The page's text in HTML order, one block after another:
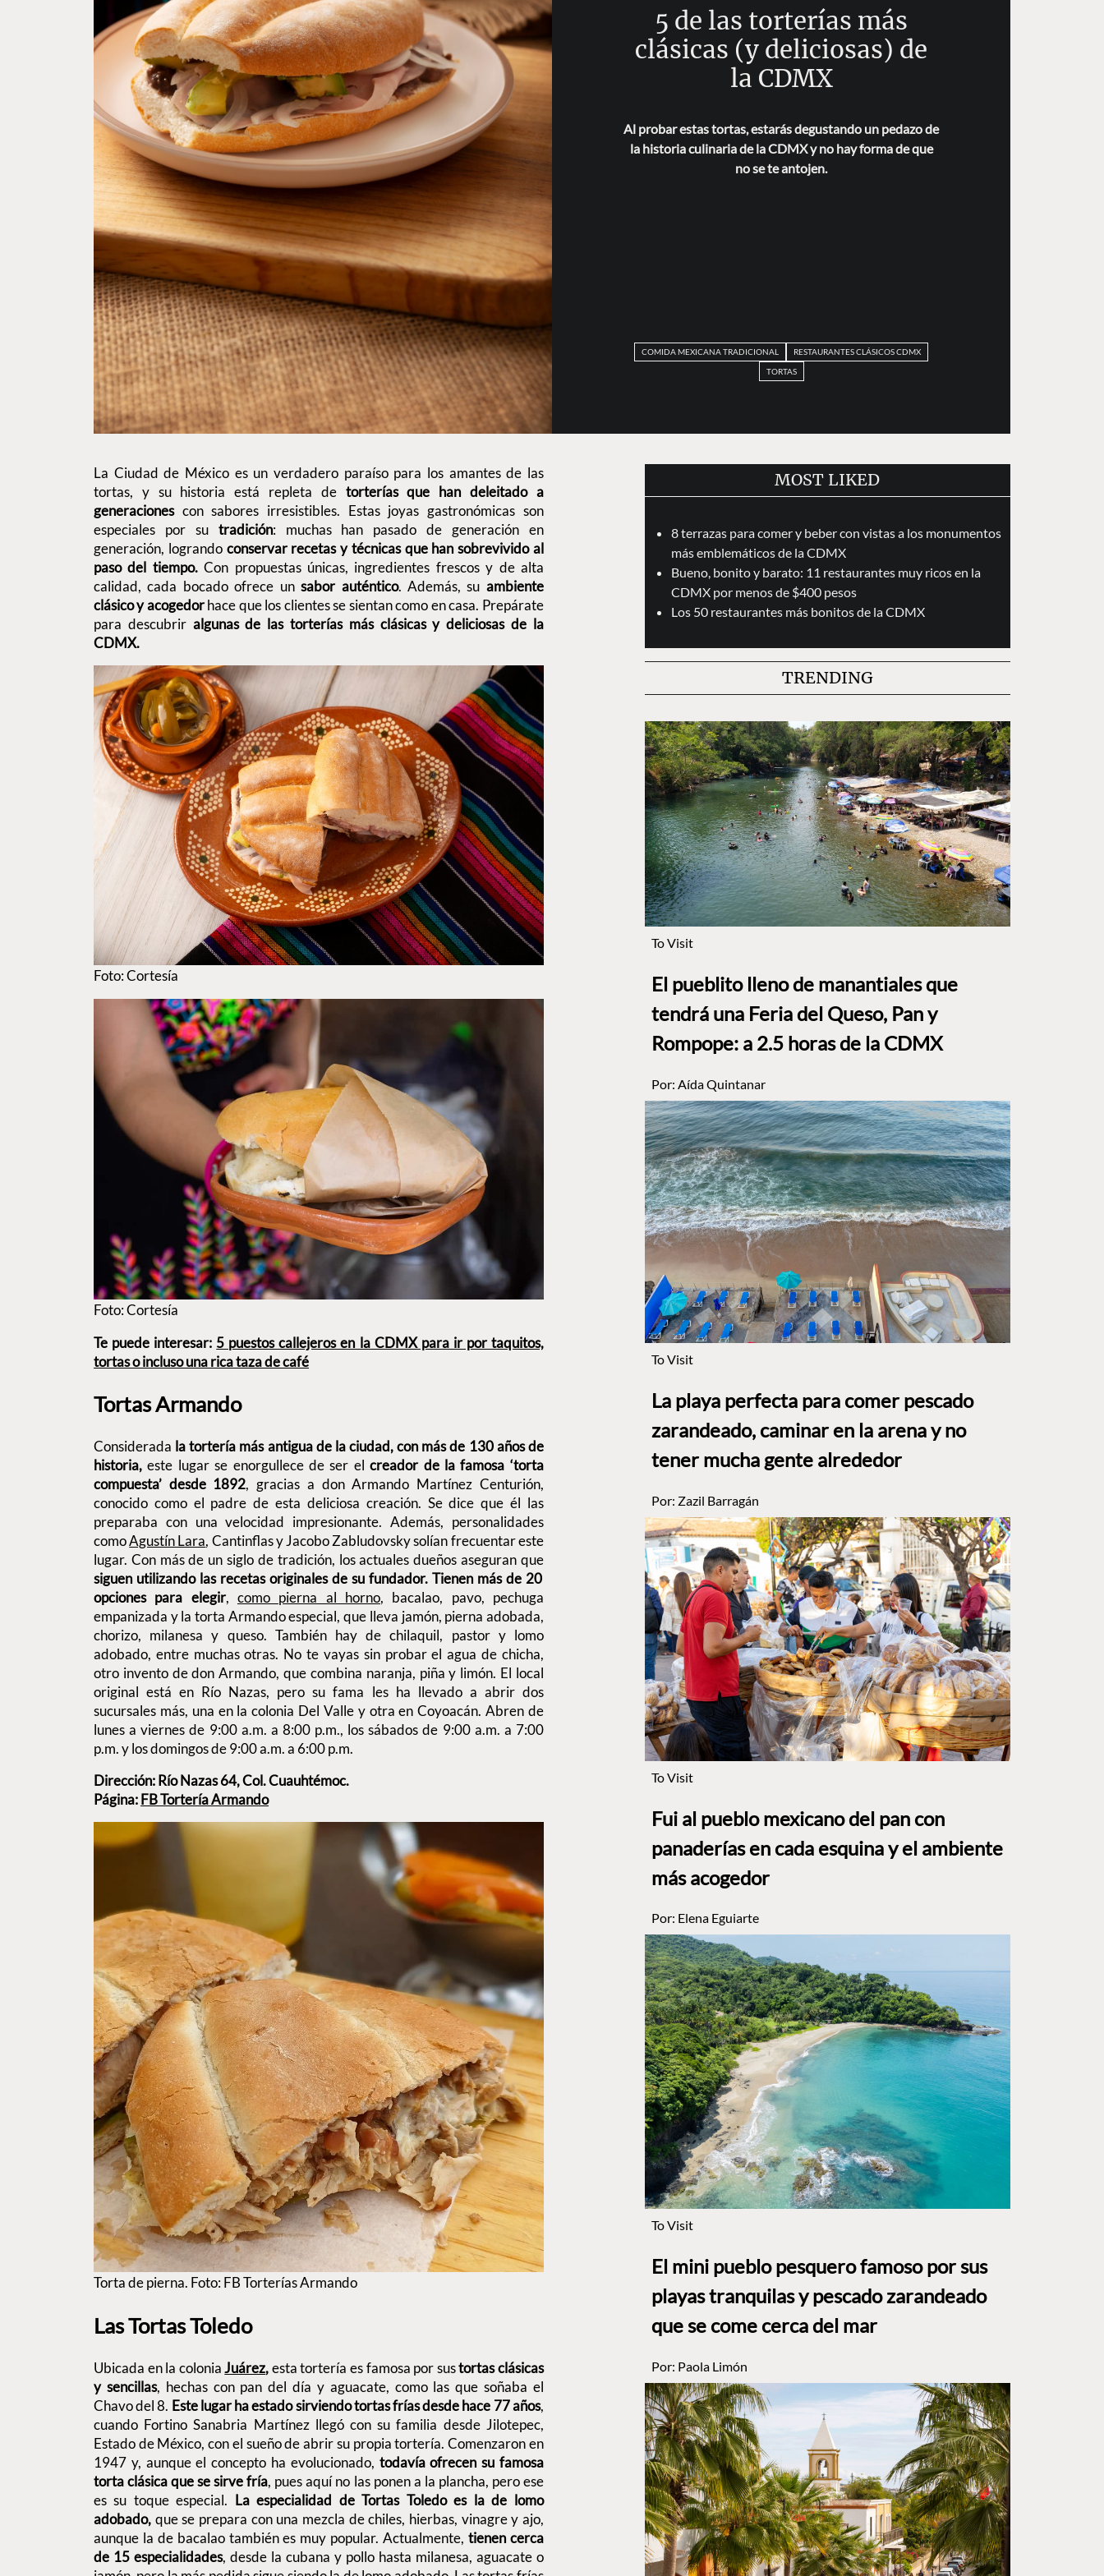
5 de las torterías más
clásicas (y deliciosas) de
la CDMX
Al probar estas tortas, estarás degustando un pedazo de
la historia culinaria de la CDMX y no hay forma de que
no se te antojen.
COMIDA MEXICANA TRADICIONAL
RESTAURANTES CLÁSICOS CDMX
TORTAS
La Ciudad de México es un verdadero paraíso para los amantes de las
tortas, y su historia está repleta de torterías que han deleitado a
generacionescon sabores irresistibles. Estas joyas gastronómicas son
especiales por su tradición: muchas han pasado de generación en
generación, logrando conservar recetas y técnicas que han sobrevivido al
paso del tiempo.Con propuestas únicas, ingredientes frescos y de alta
calidad, cada bocado ofrece unsabor auténtico. Además, su ambiente
clásico y acogedorhace que los clientes se sientan como en casa. Prepárate
para descubrir algunas de las torterías más clásicas y deliciosas de la
CDMX.
Foto: Cortesía
Foto: Cortesía
Te puede interesar: 5 puestos callejeros en la CDMX para ir por taquitos,
tortas o incluso una rica taza de café
Tortas Armando
Considerada la tortería más antigua de la ciudad, con más de 130 años de
historia, este lugar se enorgullece de ser elcreador de la famosa ‘torta
compuesta’ desde 1892, gracias a don Armando Martínez Centurión,
conocido como el padre de esta deliciosa creación. Se dice que él las
preparaba con una velocidad impresionante. Además, personalidades
comoAgustín Lara, Cantinflas y Jacobo Zabludovsky solían frecuentar este
lugar. Con más de un siglo de tradición, los actuales dueños aseguran que
siguen utilizando las recetas originales de su fundador. Tienen más de 20
opciones para elegir, como pierna al horno, bacalao, pavo, pechuga
empanizada y la torta Armando especial, que lleva jamón, pierna adobada,
chorizo, milanesa y queso. También hay de chilaquil, pastor y lomo
adobado, entre muchas otras. No te vayas sin probar el agua de chicha,
otro invento de don Armando, que combina naranja, piña y limón. El local
original está en Río Nazas, pero su fama les ha llevado a abrir dos
sucursales más, una en la colonia Del Valle y otra en Coyoacán. Abren de
lunes a viernes de 9:00 a.m. a 8:00 p.m., los sábados de 9:00 a.m. a 7:00
p.m. y los domingos de 9:00 a.m. a 6:00 p.m.
Dirección: Río Nazas 64, Col. Cuauhtémoc.
Página:FB Tortería Armando
Torta de pierna. Foto: FB Torterías Armando
Las Tortas Toledo
Ubicada en la coloniaJuárez,esta tortería es famosa por sustortas clásicas
y sencillas, hechas con pan del día y aguacate, como las que soñaba el
Chavo del 8. Este lugar ha estado sirviendo tortas frías desde hace 77 años,
cuando Fortino Sanabria Martínez llegó con su familia desde Jilotepec,
Estado de México, con el sueño de abrir su propia tortería. Comenzaron en
1947 y, aunque el concepto ha evolucionado, todavía ofrecen su famosa
torta clásica que se sirve fría, pues aquí no las ponen a la plancha, pero ese
es su toque especial. La especialidad de Tortas Toledo es la de lomo
adobado, que se prepara con una mezcla de chiles, hierbas, vinagre y ajo,
aunque la de bacalao también es muy popular. Actualmente,tienen cerca
de 15 especialidades, desde la cubana y pollo hasta milanesa, aguacate o
MOST LIKED
8 terrazas para comer y beber con vistas a los monumentos
más emblemáticos de la CDMX
Bueno, bonito y barato: 11 restaurantes muy ricos en la
CDMX por menos de $400 pesos
Los 50 restaurantes más bonitos de la CDMX
TRENDING
To Visit
El pueblito lleno de manantiales que
tendrá una Feria del Queso, Pan y
Rompope: a 2.5 horas de la CDMX
Por: Aída Quintanar
To Visit
La playa perfecta para comer pescado
zarandeado, caminar en la arena y no
tener mucha gente alrededor
Por: Zazil Barragán
To Visit
Fui al pueblo mexicano del pan con
panaderías en cada esquina y el ambiente
más acogedor
Por: Elena Eguiarte
To Visit
El mini pueblo pesquero famoso por sus
playas tranquilas y pescado zarandeado
que se come cerca del mar
Por: Paola Limón